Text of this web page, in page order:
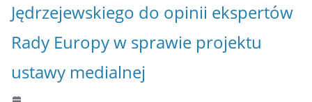
Jędrzejewskiego do opinii ekspertów
Rady Europy w sprawie projektu
ustawy medialnej